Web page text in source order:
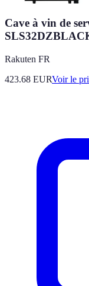
Cave à vin de
Rakuten FR
423.68 EURVoir le